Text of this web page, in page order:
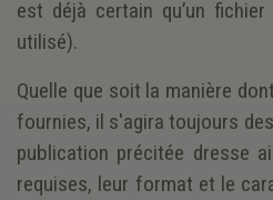
est déjà certain qu’un
utilisé).
Quelle que soit la manière
fournies, il s'agira toujours
publication précitée dresse
requises, leur format et le